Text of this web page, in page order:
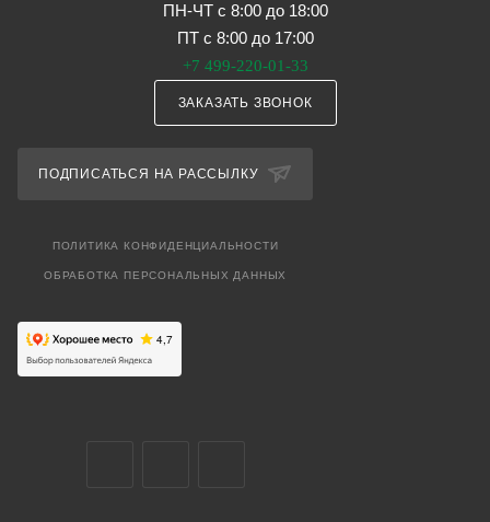
ПН-ЧТ с 8:00 до 18:00
ПТ с 8:00 до 17:00
+7 499-220-01-33
ЗАКАЗАТЬ ЗВОНОК
ПОДПИСАТЬСЯ НА РАССЫЛКУ
ПОЛИТИКА КОНФИДЕНЦИАЛЬНОСТИ
ОБРАБОТКА ПЕРСОНАЛЬНЫХ ДАННЫХ